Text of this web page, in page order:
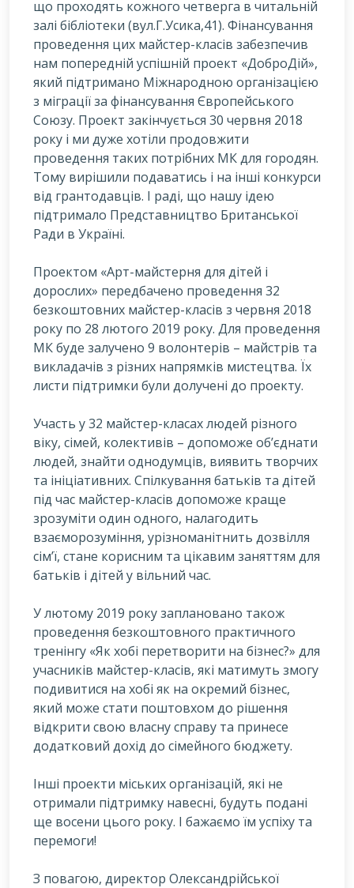
що проходять кожного четверга в читальній
залі бібліотеки (вул.Г.Усика,41). Фінансування
проведення цих майстер-класів забезпечив
нам попередній успішній проект «ДоброДій»,
який підтримано Міжнародною організацією
з міграції за фінансування Європейського
Союзу. Проект закінчується 30 червня 2018
року і ми дуже хотіли продовжити
проведення таких потрібних МК для городян.
Тому вирішили подаватись і на інші конкурси
від грантодавців. І раді, що нашу ідею
підтримало Представництво Британської
Ради в Україні.
Проектом «Арт-майстерня для дітей і
дорослих» передбачено проведення 32
безкоштовних майстер-класів з червня 2018
року по 28 лютого 2019 року. Для проведення
МК буде залучено 9 волонтерів – майстрів та
викладачів з різних напрямків мистецтва. Їх
листи підтримки були долучені до проекту.
Участь у 32 майстер-класах людей різного
віку, сімей, колективів – допоможе об’єднати
людей, знайти однодумців, виявить творчих
та ініціативних. Спілкування батьків та дітей
під час майстер-класів допоможе краще
зрозуміти один одного, налагодить
взаєморозуміння, урізноманітнить дозвілля
сім’ї, стане корисним та цікавим заняттям для
батьків і дітей у вільний час.
У лютому 2019 року заплановано також
проведення безкоштовного практичного
тренінгу «Як хобі перетворити на бізнес?» для
учасників майстер-класів, які матимуть змогу
подивитися на хобі як на окремий бізнес,
який може стати поштовхом до рішення
відкрити свою власну справу та принесе
додатковий дохід до сімейного бюджету.
Інші проекти міських організацій, які не
отримали підтримку навесні, будуть подані
ще восени цього року. І бажаємо їм успіху та
перемоги!
З повагою, директор Олександрійської